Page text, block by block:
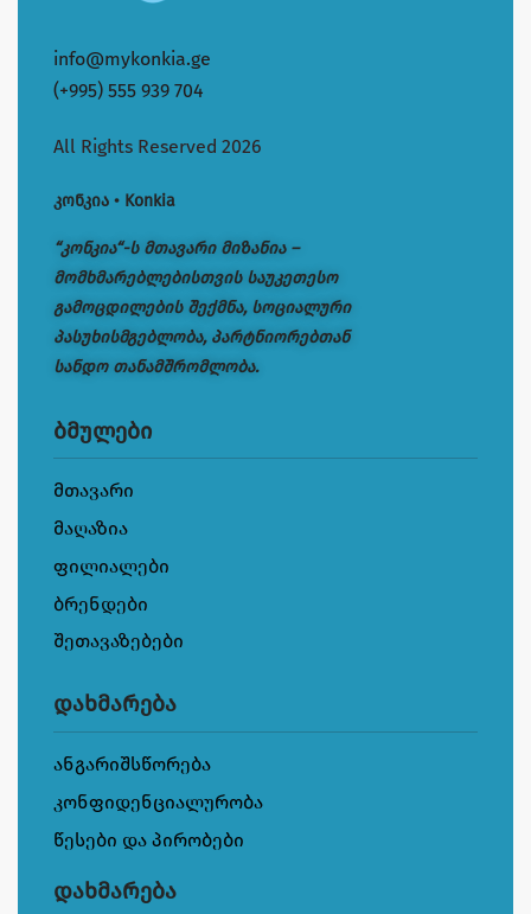
info@mykonkia.ge
(+995) 555 939 704
All Rights Reserved 2026
კონკია • Konkia
“კონკია“-ს მთავარი მიზანია –
მომხმარებლებისთვის საუკეთესო
გამოცდილების შექმნა, სოციალური
პასუხისმგებლობა, პარტნიორებთან
სანდო თანამშრომლობა.
ბმულები
მთავარი
მაღაზია
ფილიალები
ბრენდები
შეთავაზებები
დახმარება
ანგარიშსწორება
კონფიდენციალურობა
წესები და პირობები
დახმარება